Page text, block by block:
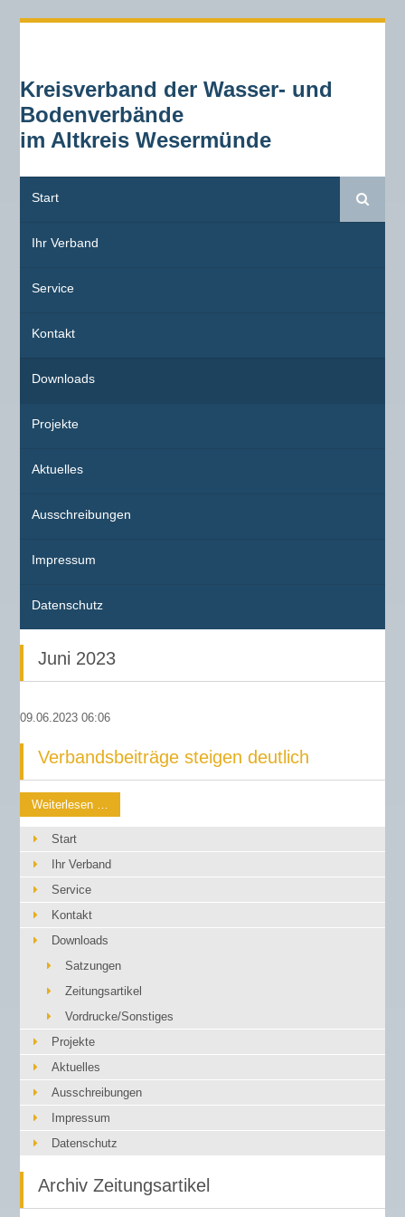
Kreisverband der Wasser- und
Bodenverbände
im Altkreis Wesermünde
Start
Ihr Verband
Service
Kontakt
Downloads
Projekte
Aktuelles
Ausschreibungen
Impressum
Datenschutz
Suche
Juni 2023
09.06.2023 06:06
Verbandsbeiträge steigen deutlich
Weiterlesen …
Start
Ihr Verband
Service
Kontakt
Downloads
Satzungen
Zeitungsartikel
Vordrucke/Sonstiges
Projekte
Aktuelles
Ausschreibungen
Impressum
Datenschutz
Archiv Zeitungsartikel